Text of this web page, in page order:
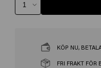
KÖP NU,
FRI FRAKT FÖR